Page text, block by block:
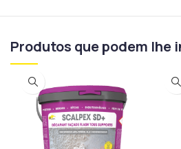
Produtos que podem lhe